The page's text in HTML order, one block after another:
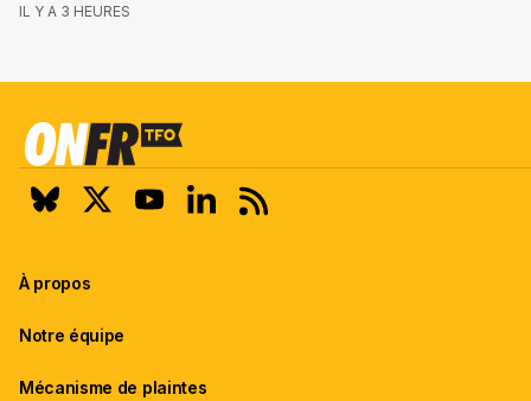
IL Y A 3 HEURES
À propos
Notre équipe
Mécanisme de plaintes